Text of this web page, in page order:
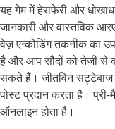
यह गेम में हेराफेरी और
जानकारी और वास्तविक
वेज़ एन्कोडिंग तकनीक का
है और आप सौदों को तेजी से
सकते हैं। जीतविन सट्टेबाज
पोस्ट प्रदान करता है।
ऑनलाइन होता है।